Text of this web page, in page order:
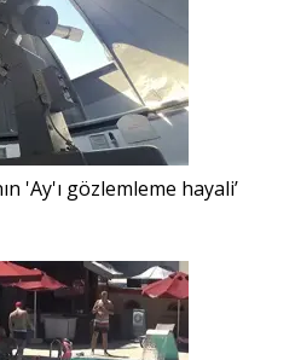
'Ay'ı gözlemleme hayali’